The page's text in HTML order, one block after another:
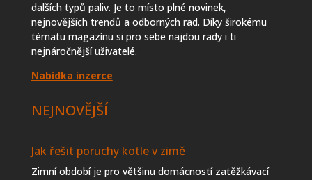
dalších typů paliv. Je to místo plné novinek,
nejnovějších trendů a odborných rad. Díky širokému
tématu magazínu si pro sebe najdou rady i ti
nejnáročnější uživatelé.
Nabídka inzerce
NEJNOVĚJŠÍ
Jak řešit poruchy kotle v zimě
Zimní období je pro většinu domácností zatěžkávací